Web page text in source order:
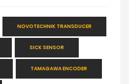
NOVOTECHNIK TRANSDUCER
SICK SENSOR
TAMAGAWA ENCODER